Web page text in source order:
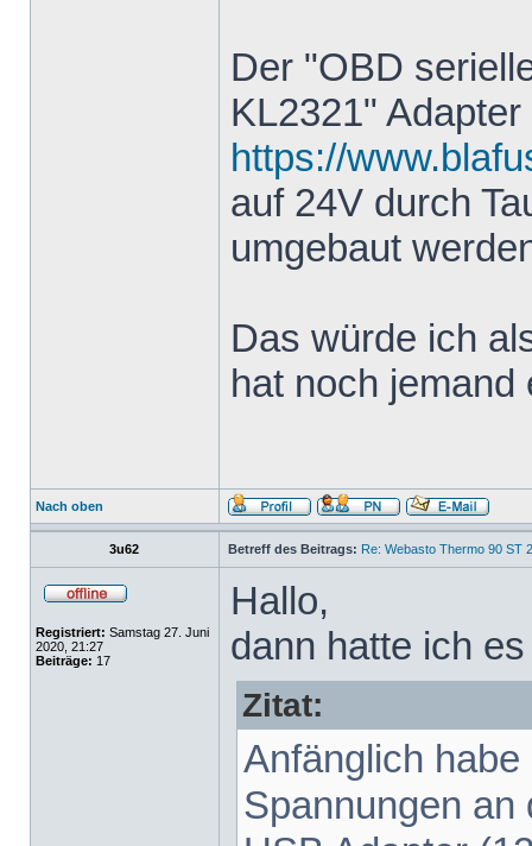
Der "OBD
KL2321"
https://
auf 24V durch
umgebaut
Das würde ich
hat noch
Nach oben
3u62 Betreff des Beitrags: Re: Webasto Thermo 90 ST
Registriert: Samstag 27. Juni
2020, 21:27
Beiträge: 17
Hallo,
dann hatte ich
Zitat:
Anfänglich
Spannungen an